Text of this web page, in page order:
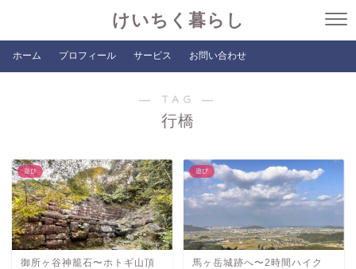
けいちく暮らし
ホーム プロフィール サービス お問い合わせ
― TAG ―
行橋
遊び
御所ヶ谷神籠石〜ホトギ山頂
遊び
馬ヶ岳城跡へ〜2時間ハイク